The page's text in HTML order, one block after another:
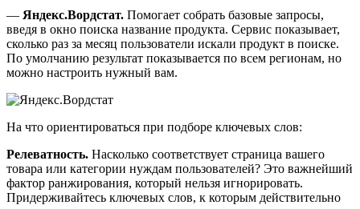
— Яндекс.Вордстат. Помогает собрать базовые запросы,
введя в окно поиска название продукта. Сервис показывает,
сколько раз за месяц пользователи искали продукт в поиске.
По умолчанию результат показывается по всем регионам, но
можно настроить нужный вам.
На что ориентироваться при подборе ключевых слов:
Релеватность. Насколько соответствует страница вашего
товара или категории нуждам пользователей? Это важнейший
фактор ранжирования, который нельзя игнорировать.
Придерживайтесь ключевых слов, к которым действительно